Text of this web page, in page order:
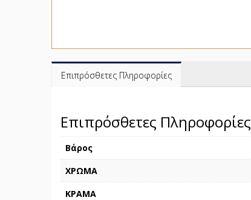
Επιπρόσθετες Πληροφορίες
Επιπρόσθετες Πληροφορίες
Βάρος
ΧΡΩΜΑ
ΚΡΑΜΑ